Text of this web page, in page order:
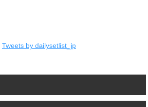
Tweets by dailysetlist_jp